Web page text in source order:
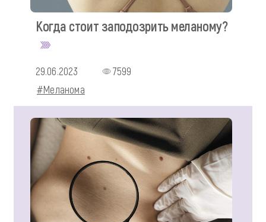
Когда стоит заподозрить меланому?
29.06.2023
7599
#Меланома